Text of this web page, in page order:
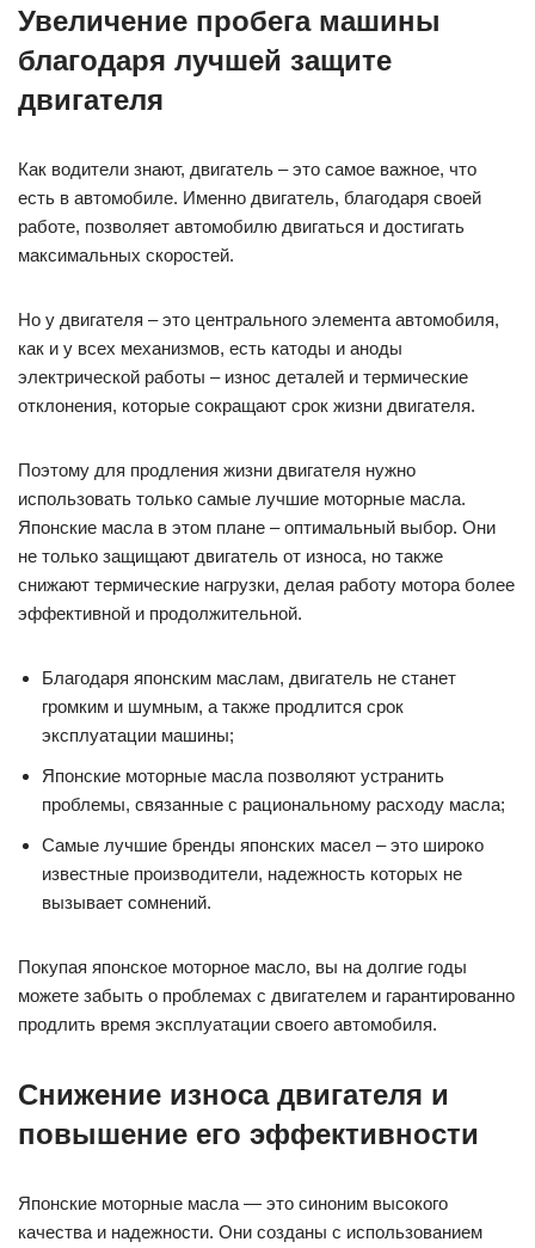
Увеличение пробега машины
благодаря лучшей защите
двигателя
Как водители знают, двигатель – это самое важное, что
есть в автомобиле. Именно двигатель, благодаря своей
работе, позволяет автомобилю двигаться и достигать
максимальных скоростей.
Но у двигателя – это центрального элемента автомобиля,
как и у всех механизмов, есть катоды и аноды
электрической работы – износ деталей и термические
отклонения, которые сокращают срок жизни двигателя.
Поэтому для продления жизни двигателя нужно
использовать только самые лучшие моторные масла.
Японские масла в этом плане – оптимальный выбор. Они
не только защищают двигатель от износа, но также
снижают термические нагрузки, делая работу мотора более
эффективной и продолжительной.
Благодаря японским маслам, двигатель не станет
громким и шумным, а также продлится срок
эксплуатации машины;
Японские моторные масла позволяют устранить
проблемы, связанные с рациональному расходу масла;
Самые лучшие бренды японских масел – это широко
известные производители, надежность которых не
вызывает сомнений.
Покупая японское моторное масло, вы на долгие годы
можете забыть о проблемах с двигателем и гарантированно
продлить время эксплуатации своего автомобиля.
Снижение износа двигателя и
повышение его эффективности
Японские моторные масла — это синоним высокого
качества и надежности. Они созданы с использованием